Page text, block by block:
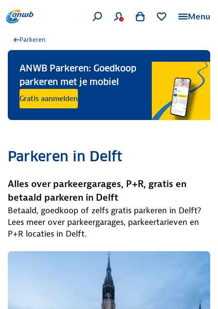
Menu
Parkeren
ANWB Parkeren: Goedkoop
parkeren met je mobiel
Gratis aanmelden
Parkeren in Delft
Alles over parkeergarages, P+R, gratis en
betaald parkeren in Delft
Betaald, goedkoop of zelfs gratis parkeren in Delft?
Lees meer over parkeergarages, parkeertarieven en
P+R locaties in Delft.